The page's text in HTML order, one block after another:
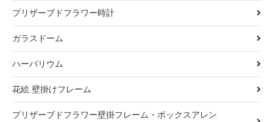
プリザーブドフラワー時計
ガラスドーム
ハーバリウム
花絵 壁掛けフレーム
プリザーブドフラワー壁掛フレーム・ボックスアレン